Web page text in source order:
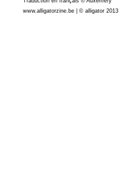
www.alligatorzine.be | © alligator 2013